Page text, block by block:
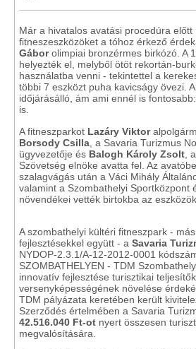
Már a hivatalos avatási procedúra
fitneszeszközöket a tóhoz érkező
Gáborolimpiai bronzérmes birkózó. A
helyezték el, melyből ötöt rekortán-
használatba venni - tekintettel a
többi 7 eszközt puha kavicságy övezi.
időjárásálló, ám ami ennél is
is.
A fitneszparkot Lazáry Viktor
Borsody Csilla , a Savaria Turizmus
ügyvezetője és Balogh Károly Zsolt ,
Szövetség elnöke avatta fel. Az
szalagvágás után a Váci Mihály
valamint a Szombathelyi Sportközpont
növendékei vették birtokba az
A szombathelyi kültéri fitneszpark -
fejlesztésekkel együtt - a Savaria
NYDOP-2.3.1/A-12-2012-0001
SZOMBATHELYEN - TDM
innovatív fejlesztése turisztikai
versenyképességének növelése
TDM pályázata keretében került
Szerződés értelmében a Savaria
42.516.040 Ft-ot nyert összesen
megvalósítására.